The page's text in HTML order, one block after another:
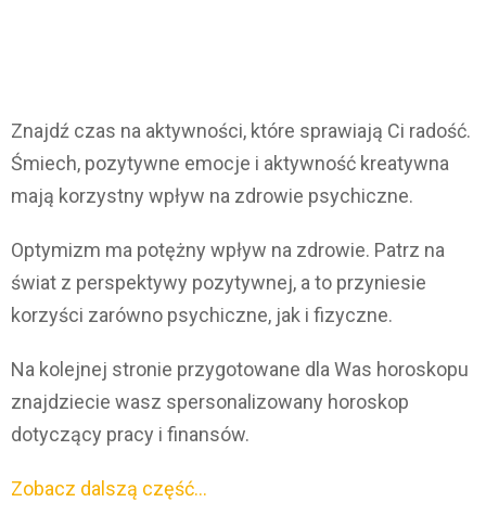
Znajdź czas na aktywności, które sprawiają Ci radość.
Śmiech, pozytywne emocje i aktywność kreatywna
mają korzystny wpływ na zdrowie psychiczne.
Optymizm ma potężny wpływ na zdrowie. Patrz na
świat z perspektywy pozytywnej, a to przyniesie
korzyści zarówno psychiczne, jak i fizyczne.
Na kolejnej stronie przygotowane dla Was horoskopu
znajdziecie wasz spersonalizowany horoskop
dotyczący pracy i finansów.
Zobacz dalszą część…